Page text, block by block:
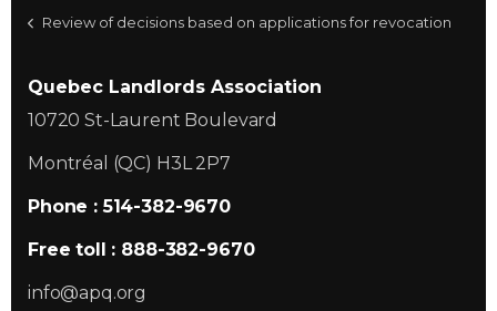
Review of decisions based on applications for revocation
Quebec Landlords Association
10720 St-Laurent Boulevard
Montréal (QC) H3L 2P7
Phone : 514-382-9670
Free toll : 888-382-9670
info@apq.org